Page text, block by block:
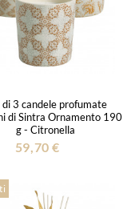
di 3 candele profumate
di Sintra Ornamento 190
g - Citronella
59,70 €